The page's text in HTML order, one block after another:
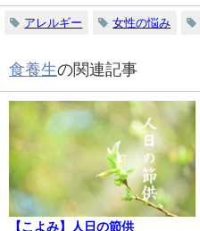
アレルギー 女性の悩み
食養生の関連記事
【こよみ】人日の節供